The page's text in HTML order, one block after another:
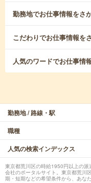
勤務地でお仕事情報をさ
こだわりでお仕事情報を
人気のワードでお仕事情
勤務地 / 路線・駅
職種
人気の検索インデックス
東京都荒川区の時給1950円以上の
会社のポータルサイト。東京都荒川
期・短期などの希望条件から、あな